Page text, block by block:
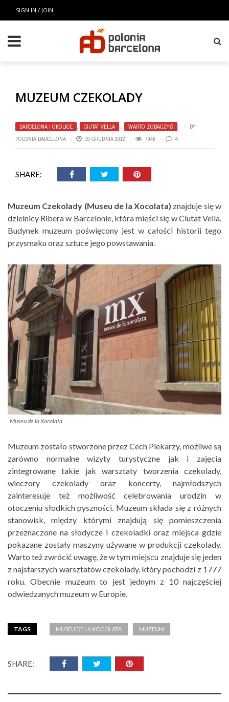
SIGN IN / JOIN
MUZEUM CZEKOLADY
BARCELONA I OKOLICE , CIUTAT VELLA , WARTO ZOBACZYĆ
BY
POLONIA BARCELONA
19 GRUDNIA 2012 7948 4
SHARE:
Muzeum Czekolady (Museu de la Xocolata) znajduje się w
dzielnicy Ribera w Barcelonie, która mieści się w Ciutat Vella.
Budynek muzeum poświęcony jest w całości historii tego
przysmaku oraz sztuce jego powstawania.
Museu de la Xocolata
Muzeum zostało stworzone przez Cech Piekarzy, możliwe są
zarówno normalne wizyty turystyczne jak i zajęcia
zintegrowane takie jak warsztaty tworzenia czekolady,
wieczory czekolady oraz koncerty, najmłodszych
zainteresuje też możliwość celebrowania urodzin w
otoczeniu słodkich pyszności. Muzeum składa się z różnych
stanowisk, między którymi znajdują się pomieszczenia
przeznaczone na słodycze i czekoladki oraz miejsca gdzie
pokazane zostały maszyny używane w produkcji czekolady.
Warto też zwrócić uwagę, że w tym miejscu znajduje się jeden
z najstarszych warsztatów czekolady, który pochodzi z 1777
roku. Obecnie muzeum to jest jednym z 10 najczęściej
odwiedzanych muzeum w Europie.
TAGS MUSEU DE LA XOCOLATA MUZEUM
SHARE: